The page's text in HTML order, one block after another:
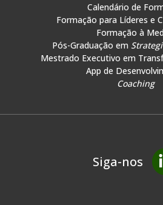
Calendário de
Formação para Líderes e
Formação à
Pós-Graduação em
Mestrado Executivo em
App de
Coaching
Siga-nos